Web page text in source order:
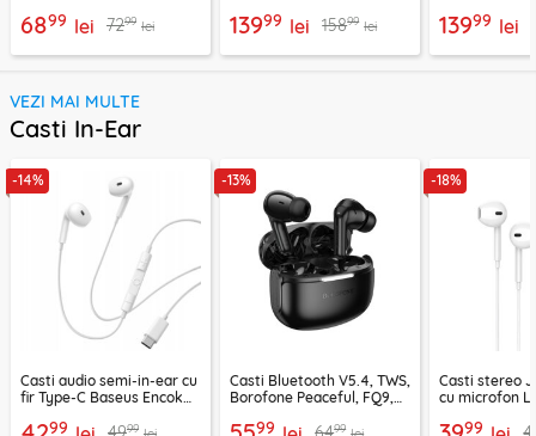
XtreamMic LW2
6899 lei 7299 lei 13999 lei 15899 lei 13999 lei
VEZI MAI MULTE
Casti In-Ear
-14%
Casti audio semi-in-ear cu
fir Type-C Baseus Encok
99 99
-13%
Casti Bluetooth V5.4, TWS,
Borofone Peaceful, FQ9,
99 99
-18%
Casti stereo
cu microfon
99